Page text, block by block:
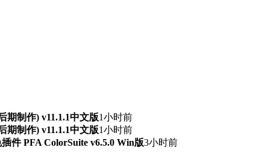
期制作) v11.1.1中文版1小时前
期制作) v11.1.1中文版1小时前
件 PFA ColorSuite v6.5.0 Win版3小时前